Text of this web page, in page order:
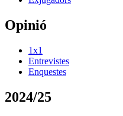
Opinió
1x1
Entrevistes
Enquestes
2024/25